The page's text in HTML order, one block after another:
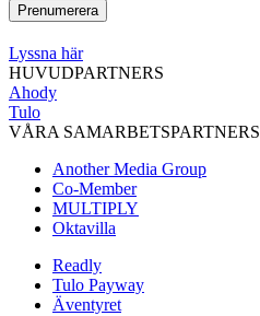
Lyssna här
HUVUDPARTNERS
Ahody
Tulo
VÅRA SAMARBETSPARTNERS
Another Media Group
Co-Member
MULTIPLY
Oktavilla
Readly
Tulo Payway
Äventyret